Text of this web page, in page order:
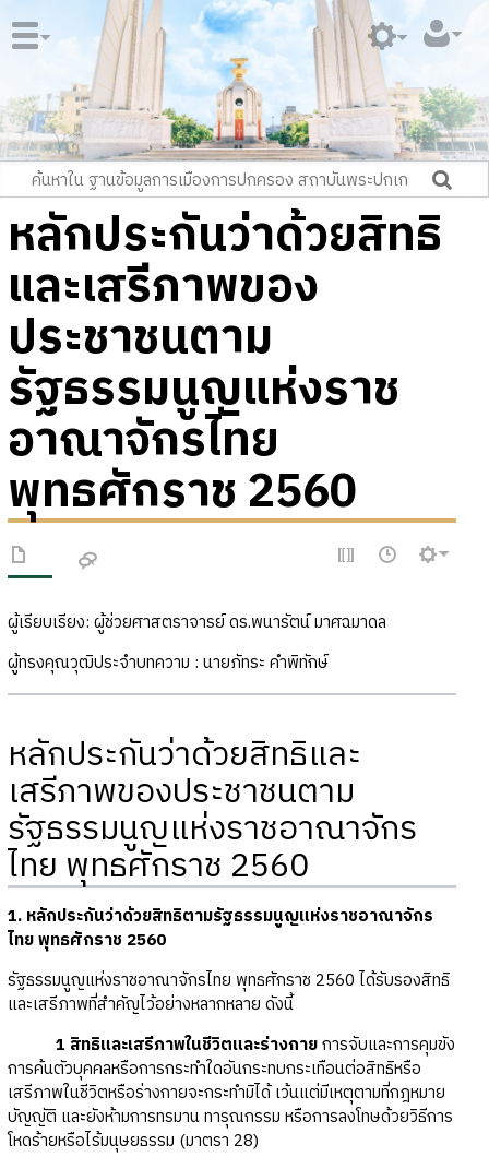
หลักประกันว่าด้วยสิทธิ
และเสรีภาพของ
ประชาชนตาม
รัฐธรรมนูญแห่งราช
อาณาจักรไทย
พุทธศักราช 2560
ผู้เรียบเรียง: ผู้ช่วยศาสตราจารย์ ดร.พนารัตน์ มาศฉมาดล
ผู้ทรงคุณวุฒิประจำบทความ : นายภัทระ คำพิทักษ์
หลักประกันว่าด้วยสิทธิและ
เสรีภาพของประชาชนตาม
รัฐธรรมนูญแห่งราชอาณาจักร
ไทย พุทธศักราช 2560
1. หลักประกันว่าด้วยสิทธิตามรัฐธรรมนูญแห่งราชอาณาจักร
ไทย พุทธศักราช 2560
รัฐธรรมนูญแห่งราชอาณาจักรไทย พุทธศักราช 2560 ได้รับรองสิทธิ
และเสรีภาพที่สำคัญไว้อย่างหลากหลาย ดังนี้
1 สิทธิและเสรีภาพในชีวิตและร่างกายการจับและการคุมขัง
การค้นตัวบุคคลหรือการกระทำใดอันกระทบกระเทือนต่อสิทธิหรือ
เสรีภาพในชีวิตหรือร่างกายจะกระทำมิได้ เว้นแต่มีเหตุตามที่กฎหมาย
บัญญัติ และยังห้ามการทรมาน ทารุณกรรม หรือการลงโทษด้วยวิธีการ
โหดร้ายหรือไร้มนุษยธรรม (มาตรา 28)